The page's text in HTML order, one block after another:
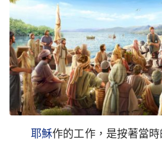
耶穌作的工作，是按著當